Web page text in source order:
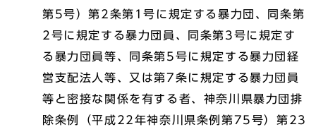
第5号）第2条第1号に規定する暴力団、同条第
2号に規定する暴力団員、同条第3号に規定す
る暴力団員等、同条第5号に規定する暴力団経
営支配法人等、又は第7条に規定する暴力団員
等と密接な関係を有する者、神奈川県暴力団排
除条例（平成22年神奈川県条例第75号）第23